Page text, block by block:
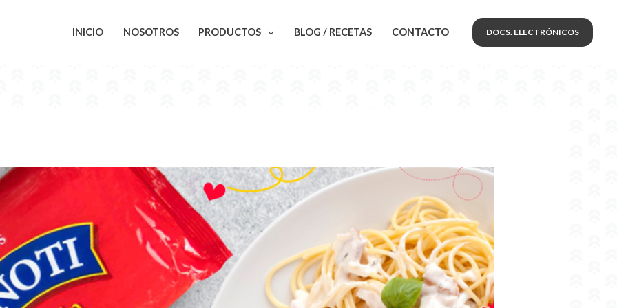
INICIO NOSOTROS PRODUCTOS BLOG / RECETAS CONTACTO DOCS. ELECTRÓNICOS